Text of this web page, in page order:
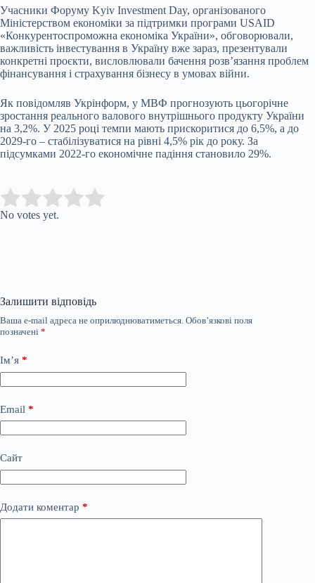
Учасники Форуму Kyiv Investment Day, організованого
Міністерством економіки за підтримки програми USAID
«Конкурентоспроможна економіка України», обговорювали,
важливість інвестування в Україну вже зараз, презентували
конкретні проєкти, висловлювали бачення розв’язання проблем
фінансування і страхування бізнесу в умовах війни.
Як повідомляв Укрінформ, у МВФ прогнозують цьогорічне
зростання реального валового внутрішнього продукту України
на 3,2%. У 2025 році темпи мають прискоритися до 6,5%, а до
2029-го – стабілізуватися на рівні 4,5% рік до року. За
підсумками 2022-го економічне падіння становило 29%.
Rate this item:
No votes yet.
Залишити відповідь
Ваша e-mail адреса не оприлюднюватиметься. Обов’язкові поля
позначені *
Ім’я *
Email *
Сайт
Додати коментар *